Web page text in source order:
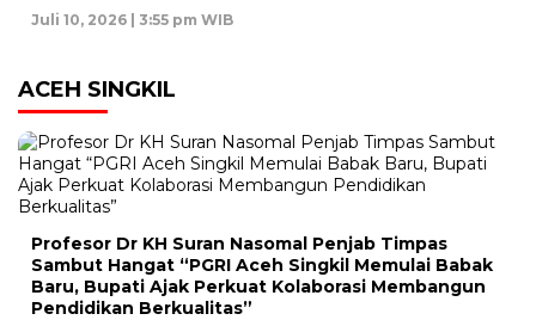
Juli 10, 2026 | 3:55 pm WIB
ACEH SINGKIL
Profesor Dr KH Suran Nasomal Penjab Timpas
Sambut Hangat “PGRI Aceh Singkil Memulai Babak
Baru, Bupati Ajak Perkuat Kolaborasi Membangun
Pendidikan Berkualitas”